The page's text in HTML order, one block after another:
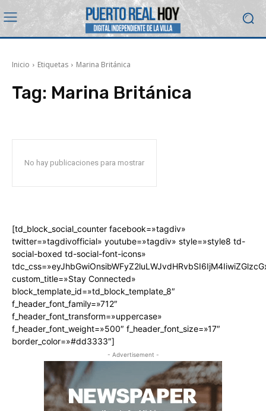
Inicio Etiquetas Marina Británica
Tag: Marina Británica
No hay publicaciones para mostrar
[td_block_social_counter facebook=»tagdiv»
twitter=»tagdivofficial» youtube=»tagdiv» style=»style8 td-
social-boxed td-social-font-icons»
custom_title=»Stay Connected»
block_template_id=»td_block_template_8″
f_header_font_family=»712″
f_header_font_transform=»uppercase»
f_header_font_weight=»500″ f_header_font_size=»17″
border_color=»#dd3333″]
- Advertisement -